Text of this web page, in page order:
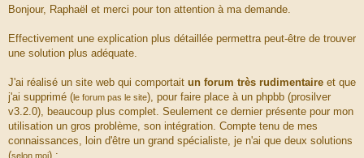
e
s
a
g
e
Bonjour, Raphaël et merci pour ton attention à ma demande.
Effectivement une explication plus détaillée permettra peut-être de trouver
une solution plus adéquate.
J'ai réalisé un site web qui comportait un forum très rudimentaire et que
j'ai supprimé (le forum pas le site), pour faire place à un phpbb (prosilver
v3.2.0), beaucoup plus complet. Seulement ce dernier présente pour mon
utilisation un gros problème, son intégration. Compte tenu de mes
connaissances, loin d'être un grand spécialiste, je n'ai que deux solutions
(selon moi) :